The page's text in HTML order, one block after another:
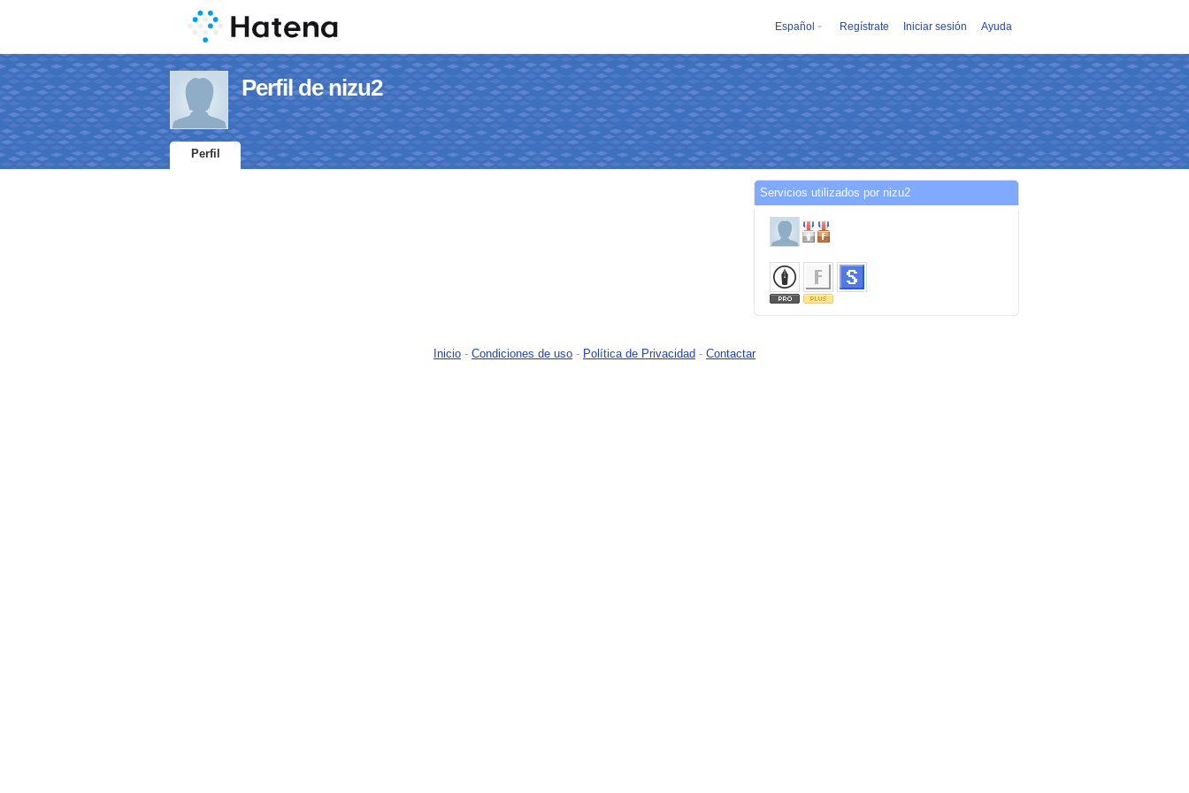
Español Regístrate Iniciar sesión Ayuda
Perfil de nizu2
Perfil
Servicios utilizados por nizu2
Inicio - Condiciones de uso - Política de Privacidad - Contactar